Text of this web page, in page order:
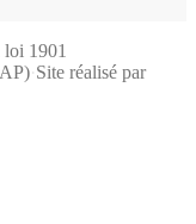
1901
·Site réalisé par